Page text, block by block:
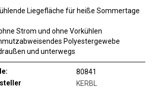
Liegefläche für heiße Sommertage
Strom und ohne Vorkühlen
Polyestergewebe
und unterwegs
80841
KERBL